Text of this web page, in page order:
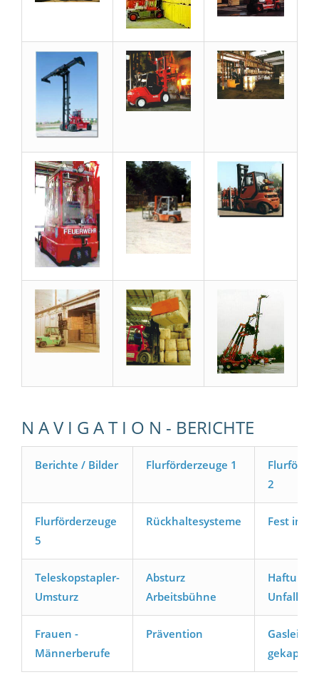
N A V I G A T I O N - BERICHTE
Berichte / Bilder Flurförderzeuge 1
2
Flurförderzeuge
5
Rückhaltesysteme Fest im
Teleskopstapler-
Umsturz
Absturz
Arbeitsbühne
Haftung
Unfall
Frauen -
Männerberufe
Prävention
gekappt